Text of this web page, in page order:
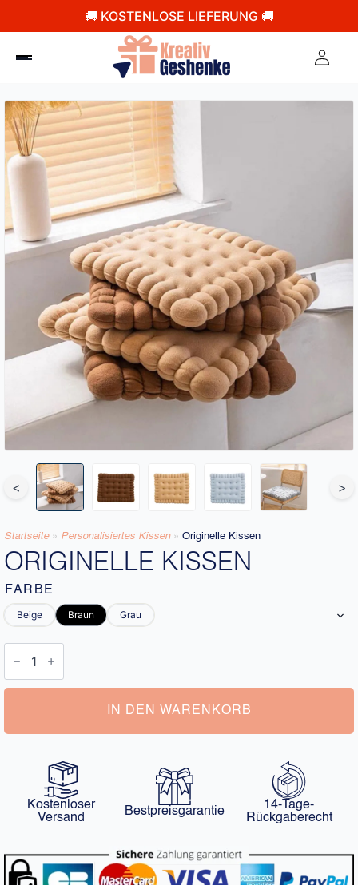
🚚 KOSTENLOSE LIEFERUNG 🚚
< >
Startseite » Personalisiertes Kissen » Originelle Kissen
ORIGINELLE KISSEN
FARBE
Beige Braun Grau
Originelle
Kissen
IN DEN WARENKORB
Kostenloser
Versand
Bestpreisgarantie
14-Tage-
Rückgaberecht